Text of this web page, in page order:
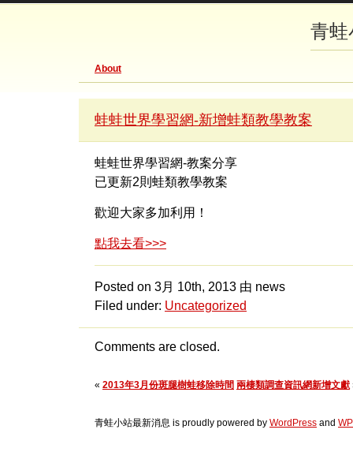
青蛙
About
蛙蛙世界學習網-新增蛙類教學教案
蛙蛙世界學習網-教案分享
已更新2則蛙類教學教案
歡迎大家多加利用！
點我去看>>>
Posted on 3月 10th, 2013 由 news
Filed under: Uncategorized
Comments are closed.
« 2013年3月份斑腿樹蛙移除時間 兩棲類調查資訊網新增文獻
青蛙小站最新消息 is proudly powered by WordPress and